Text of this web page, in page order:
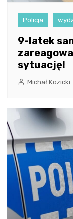
Policja
9-latek
sytuację!
Michał Kozicki